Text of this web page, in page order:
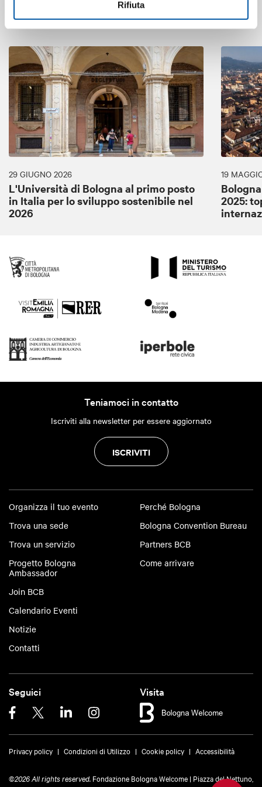
Rifiuta
Articoli in evidenza
29 GIUGNO 2026
L'Università di Bologna al primo posto
in Italia per lo sviluppo sostenibile nel
2026
19
2025:
Teniamoci in contatto
Iscriviti alla newsletter per essere aggiornato
ISCRIVITI
Organizza il tuo evento
Trova una sede
Trova un servizio
Progetto Bologna
Ambassador
Join BCB
Calendario Eventi
Notizie
Contatti
Perché Bologna
Bologna Convention Bureau
Partners BCB
Come arrivare
Seguici Visita
Privacy policy Condizioni di Utilizzo Cookie policy Accessibilità
©2026 All rights reserved. Fondazione Bologna Welcome | Piazza del Nettuno,